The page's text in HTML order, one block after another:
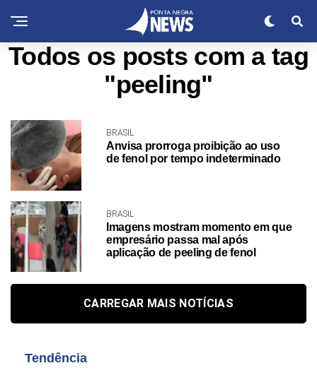
Todos os posts com a tag
"peeling"
BRASIL
Anvisa prorroga proibição ao uso
de fenol por tempo indeterminado
BRASIL
Imagens mostram momento em que
empresário passa mal após
aplicação de peeling de fenol
CARREGAR MAIS NOTÍCIAS
Tendência